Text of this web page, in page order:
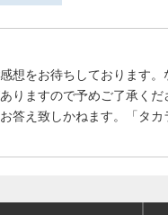
想をお待ちしております。
りますので予めご了承くだ
答え致しかねます。「タカ